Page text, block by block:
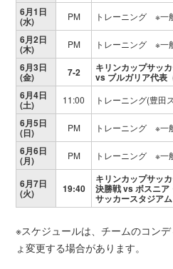
6月1日
(水) PM トレーニング ※一
6月2日
(木) PM トレーニング ※一
6月3日
(金) 7-2 キリンカップサッ
vs ブルガリア代表
6月4日
(土) 11:00 トレーニング(豊
6月5日
(日) PM トレーニング ※一
6月6日
(月) PM トレーニング ※一
6月7日
(火) 19:40
キリンカップサッ
決勝戦 vs ボスニア
サッカースタジアム
※スケジュールは、チームのコン
ょ変更する場合があります。